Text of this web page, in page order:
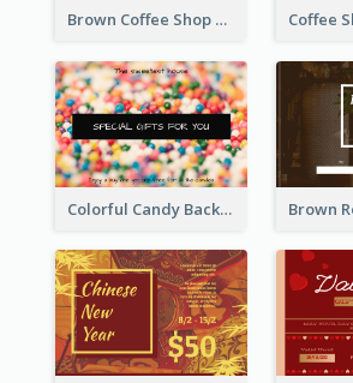
Brown Coffee Shop Photo Gift For You Gift Card
Colorful Candy Background Special Gift Card